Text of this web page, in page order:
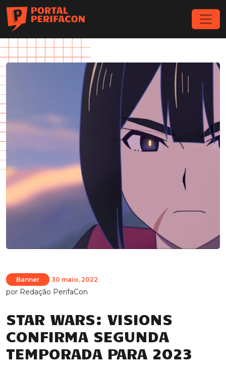
Banner 30 maio, 2022
por Redação PerifaCon
STAR WARS: VISIONS
CONFIRMA SEGUNDA
TEMPORADA PARA 2023